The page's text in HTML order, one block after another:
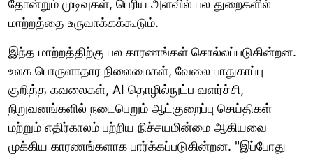
தோன்றும் முடிவுகள், பெரிய அளவில் பல துறைகளில்
மாற்றத்தை உருவாக்கக்கூடும்.
இந்த மாற்றத்திற்கு பல காரணங்கள் சொல்லப்படுகின்றன.
உலக பொருளாதார நிலைமைகள், வேலை பாதுகாப்பு
குறித்த கவலைகள், AI தொழில்நுட்ப வளர்ச்சி,
நிறுவனங்களில் நடைபெறும் ஆட்குறைப்பு செய்திகள்
மற்றும் எதிர்காலம் பற்றிய நிச்சயமின்மை ஆகியவை
முக்கிய காரணங்களாக பார்க்கப்படுகின்றன. "இப்போது